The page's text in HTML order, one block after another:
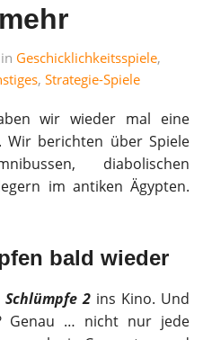
Geschicklichkeitsspiele,
, Strategie-Spiele
wir wieder mal eine
Wir berichten über Spiele
diabolischen
im antiken Ägypten.
bald wieder
Schlümpfe 2 ins Kino. Und
Genau … nicht nur jede